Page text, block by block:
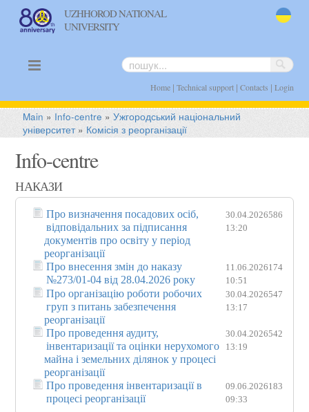
UZHHOROD NATIONAL
UNIVERSITY
Home| Technical support| Contacts | Login
Main » Info-centre »Ужгородський національний
університет» Комісія з реорганізації
Info-centre
НАКАЗИ
Про визначення посадових осіб,
відповідальних за підписання
документів про освіту у період
реорганізації
30.04.2026
13:20
586
Про внесення змін до наказу
№273/01-04 від 28.04.2026 року
11.06.2026
10:51
174
Про організацію роботи робочих
груп з питань забезпечення
реорганізації
30.04.2026
13:17
547
Про проведення аудиту,
інвентаризації та оцінки нерухомого
майна і земельних ділянок у процесі
реорганізації
30.04.2026
13:19
542
Про проведення інвентаризації в
процесі реорганізації
09.06.2026
09:33
183